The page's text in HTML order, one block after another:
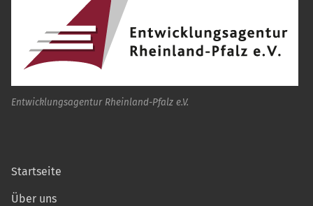
Entwicklungsagentur Rheinland-Pfalz e.V.
Startseite
Über uns